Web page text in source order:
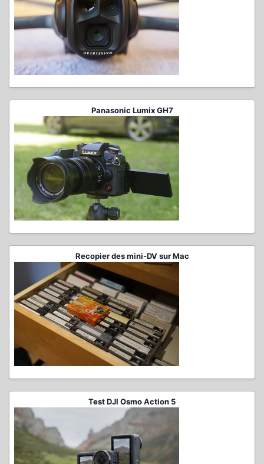
Panasonic Lumix GH7
Recopier des mini-DV sur Mac
Test DJI Osmo Action 5